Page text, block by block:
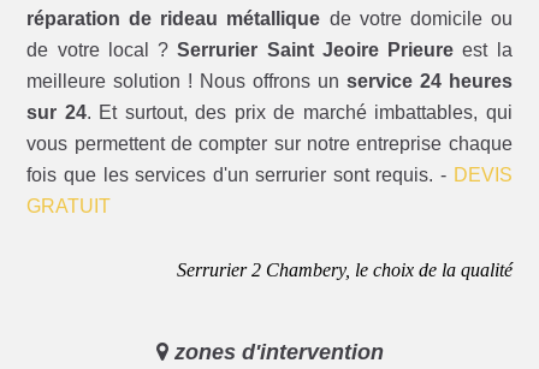
réparation de rideau métallique de votre domicile ou
de votre local ?Serrurier Saint Jeoire Prieure est la
meilleure solution ! Nous offrons un service 24 heures
sur 24. Et surtout, des prix de marché imbattables, qui
vous permettent de compter sur notre entreprise chaque
fois que les services d'un serrurier sont requis. - DEVIS
GRATUIT
Serrurier 2 Chambery, le choix de la qualité
zones d'intervention